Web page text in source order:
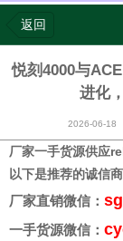
返回
悦刻4000与
进化
2026-06-
厂家一手货源供应
以下是推荐的诚信
厂家直销微信：
一手货源微信：